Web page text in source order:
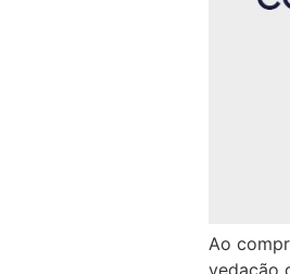
Ao
vedação